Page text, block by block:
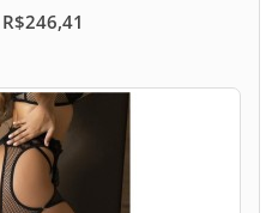
R$246,41